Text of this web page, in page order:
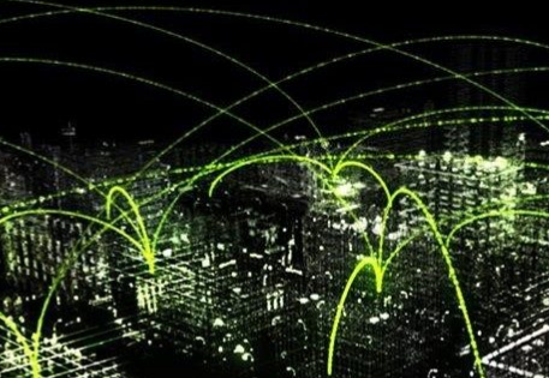
durante décadas a promover mudanças revolucionárias,
até streaming on-line e carros autônomos. No
um motor evolutivo em seu próprio negócio.
profissionais do setor de telecomunicações de todo o
em como eles planejam definir e executar suas
como o setor de telecomunicações está usando a IA e para
da IA nas telecomunicações” da NVIDIAconsistiu em
de tópicos de IA, gastos com infraestrutura, principais